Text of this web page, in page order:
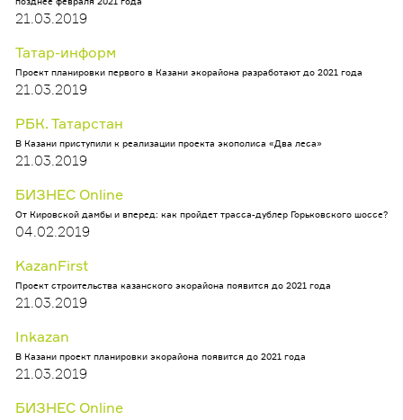
21.03.2019
Татар-информ
Проект планировки первого в Казани экорайона разработают до 2021 года
21.03.2019
РБК. Татарстан
В Казани приступили к реализации проекта экополиса «Два леса»
21.03.2019
БИЗНЕС Online
От Кировской дамбы и вперед: как пройдет трасса-дублер Горьковского шоссе?
04.02.2019
KazanFirst
Проект строительства казанского экорайона появится до 2021 года
21.03.2019
Inkazan
В Казани проект планировки экорайона появится до 2021 года
21.03.2019
БИЗНЕС Оnline